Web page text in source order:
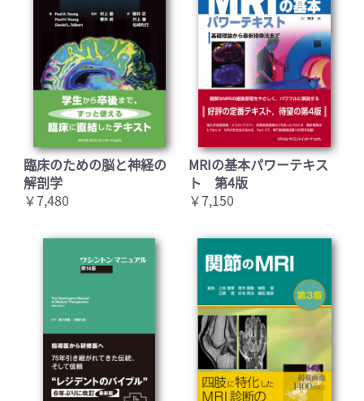
臨床のための脳と神経の
解剖学
￥7,480
MRIの基本パワーテキス
ト 第4版
￥7,150